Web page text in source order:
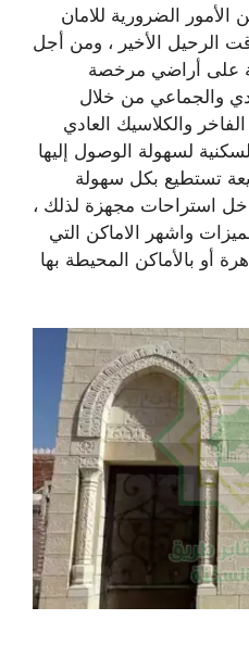
الأمور الضرورية للامان
الرحيل الأخير ، ومن أجل
على أراضي مرخصة
والجماعي من خلال
والكلاسيك العادي
لسهولة الوصول إليها
تستطيع بكل سهولة
استراحات مجهزة لذلك ،
واشهر الاماكن التي
أو بالأماكن المحيطة بها